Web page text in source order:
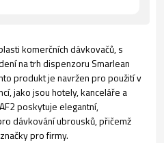
komerčních dávkovačů, s
na trh dispenzoru Smarlean
produkt je navržen pro použití v
jako jsou hotely, kanceláře a
poskytuje elegantní,
dávkování ubrousků, přičemž
pro firmy.